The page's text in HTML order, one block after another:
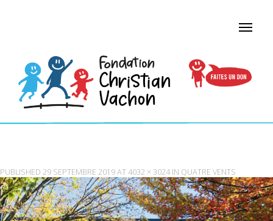
PUBLISHED 29 SEPTEMBRE 2019AT 4032 × 3024 IN QUATRE VENTS